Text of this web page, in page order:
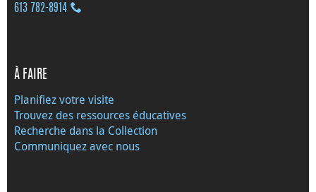
613 782‑8914
À FAIRE
Planifiez votre visite
Trouvez des ressources éducatives
Recherche dans la Collection
Communiquez avec nous